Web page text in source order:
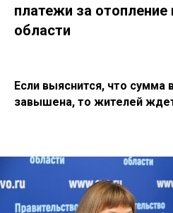
платежи за
области
Если выяснится, что сумма
завышена, то жителей